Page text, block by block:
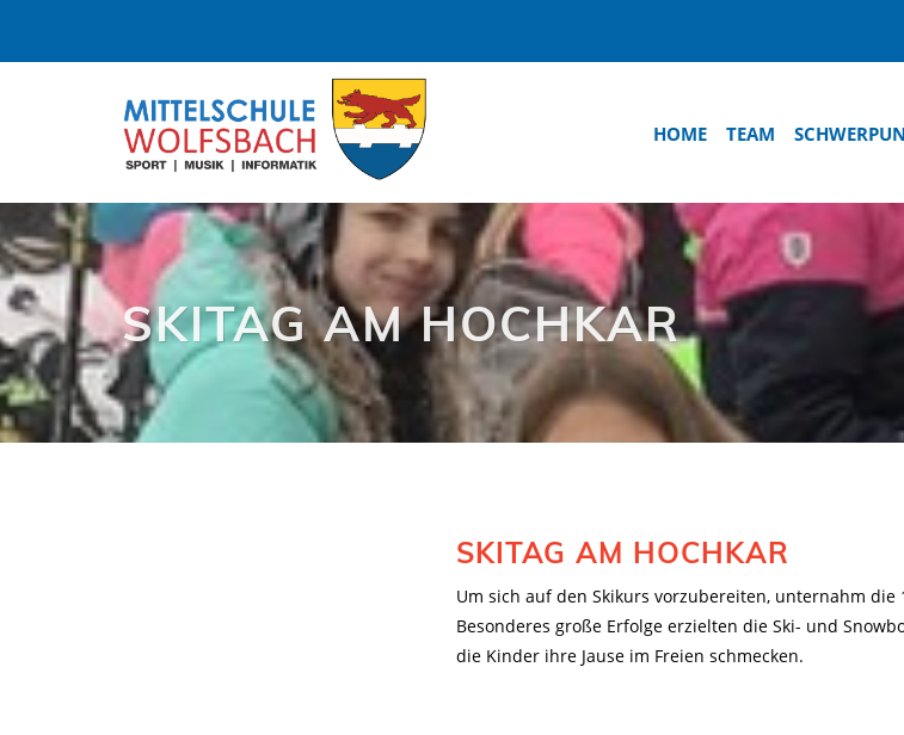
HOME TEAM
SKITAG AM HOCHKAR
SKITAG AM HOCHKAR
Um sich auf den Skikurs vorzubereiten, unternahm
Besonderes große Erfolge erzielten die Ski- und
die Kinder ihre Jause im Freien schmecken.